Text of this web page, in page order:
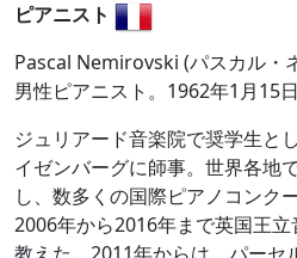
ピアニスト
Pascal Nemirovski (パスカル・
男性ピアニスト。1962年1月15日
ジュリアード音楽院で奨学生と
イゼンバーグに師事。世界各地
し、数多くの国際ピアノコンク
2006年から2016年まで英国王